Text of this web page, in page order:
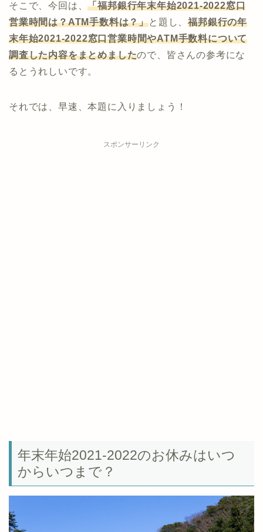
そこで、今回は、「福邦銀行年末年始2021-2022窓口
営業時間は？ATM手数料は？」と題し、福邦銀行の年
末年始2021-2022窓口営業時間やATM手数料について
調査した内容をまとめましたので、皆さんの参考にな
るとうれしいです。
それでは、早速、本題に入りましょう！
スポンサーリンク
年末年始2021-2022のお休みはいつ
からいつまで？